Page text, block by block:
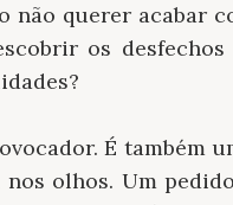
não querer acabar
os
É também
olhos. Um